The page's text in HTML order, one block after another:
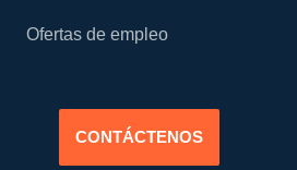
Ofertas de empleo
CONTÁCTENOS